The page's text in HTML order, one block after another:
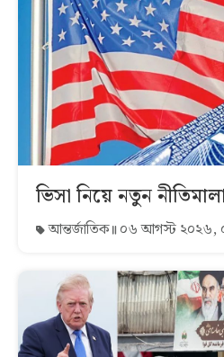
ভিসা নিয়ে নতুন নীতিমালা
আন্তর্জাতিক ০৬ আগস্ট ২০২৬,